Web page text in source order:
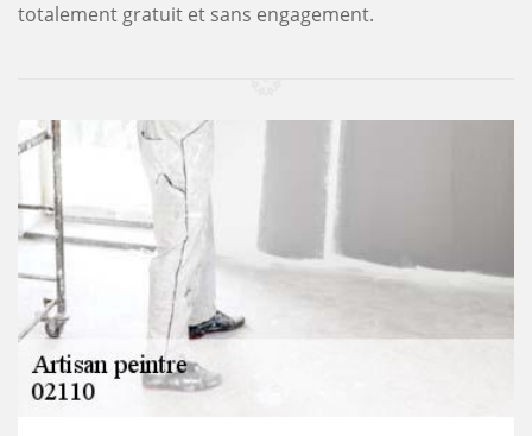
totalement gratuit et sans engagement.